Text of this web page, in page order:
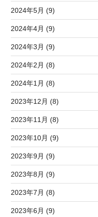
2024年5月 (9)
2024年4月 (9)
2024年3月 (9)
2024年2月 (8)
2024年1月 (8)
2023年12月 (8)
2023年11月 (8)
2023年10月 (9)
2023年9月 (9)
2023年8月 (9)
2023年7月 (8)
2023年6月 (9)